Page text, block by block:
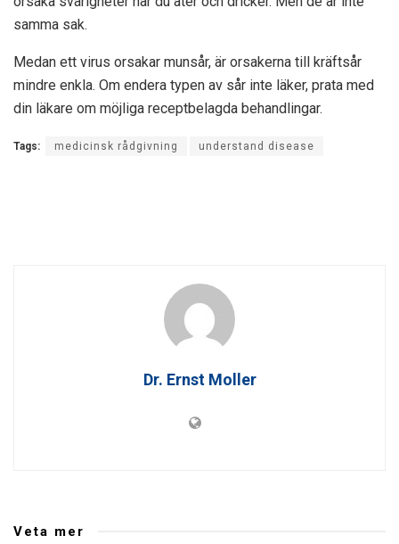
samma sak.
Medan ett virus orsakar munsår, är orsakerna till kräftsår
mindre enkla. Om endera typen av sår inte läker, prata med
din läkare om möjliga receptbelagda behandlingar.
Tags: medicinsk rådgivning understand disease
Dr. Ernst Moller
Veta mer